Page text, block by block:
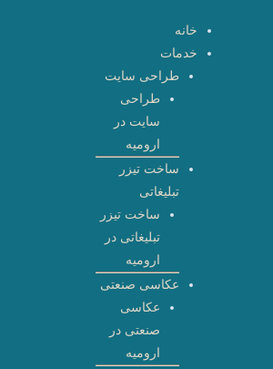
خانه
خدمات
طراحی سایت
طراحی
سایت در
ارومیه
ساخت تیزر
تبلیغاتی
ساخت تیزر
تبلیغاتی در
ارومیه
عکاسی صنعتی
عکاسی
صنعتی در
ارومیه